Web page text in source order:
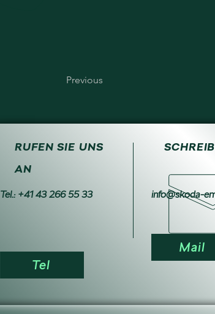
Previous
RUFEN SIE UNS
AN
Tel.: +41 43 266 55 33
Tel
info@skoda-
Mail